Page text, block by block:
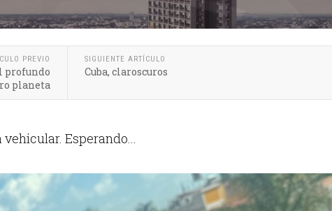
PREVIO
profundo
planeta
SIGUIENTE ARTÍCULO
Cuba, claroscuros
Esperando...